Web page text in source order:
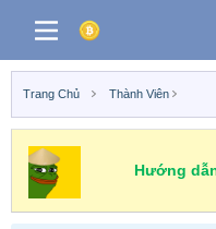
Trang Chủ Thành Viên
Hướng